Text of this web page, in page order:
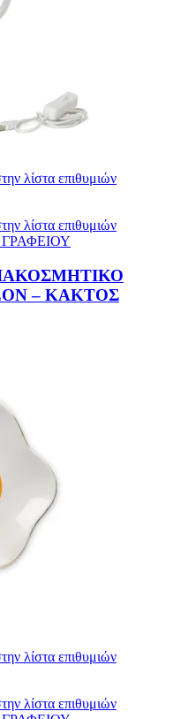
λίστα επιθυμιών
λίστα επιθυμιών
ΓΡΑΦΕΙΟΥ
– ΚΑΚΤΟΣ
λίστα επιθυμιών
λίστα επιθυμιών